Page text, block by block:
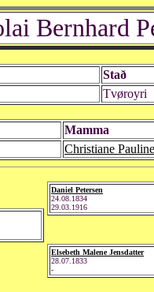
Bernhard
Stað
Tvøroyri
Mamma
Christiane
Daniel Petersen
24.08.1834
29.03.1916
Elsebeth Malene Jensdatter
28.07.1833
-